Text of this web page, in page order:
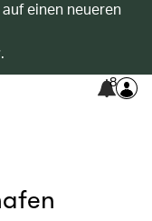
einen neueren
.
8